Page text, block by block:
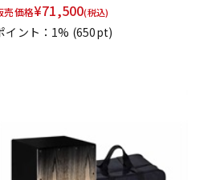
売価格¥71,500(税込)
イント：1% (650pt)